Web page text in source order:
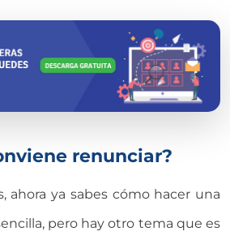
renunciar?
ahora ya sabes cómo hacer una
pero hay otro tema que es